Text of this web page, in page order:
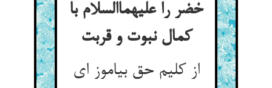
خضر را علیهماالسلام با
کمال نبوت و قربت
از کلیم حق بیاموز ای